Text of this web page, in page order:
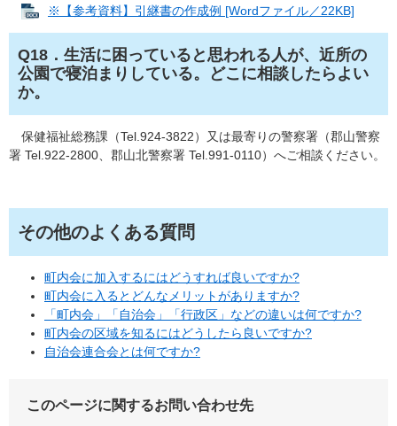
※【参考資料】引継書の作成例 [Wordファイル／22KB]
Q18．生活に困っていると思われる人が、近所の
公園で寝泊まりしている。どこに相談したらよい
か。
保健福祉総務課（Tel.924-3822）又は最寄りの警察署（郡山警察
署 Tel.922-2800、郡山北警察署 Tel.991-0110）へご相談ください。
その他のよくある質問
町内会に加入するにはどうすれば良いですか?
町内会に入るとどんなメリットがありますか?
「町内会」「自治会」「行政区」などの違いは何ですか?
町内会の区域を知るにはどうしたら良いですか?
自治会連合会とは何ですか?
このページに関するお問い合わせ先